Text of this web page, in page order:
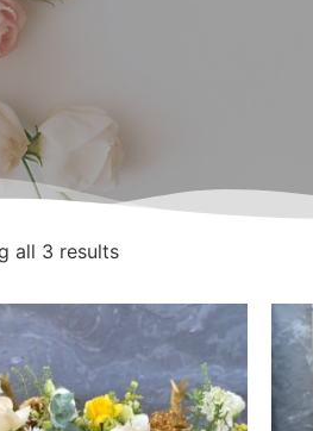
all 3 results